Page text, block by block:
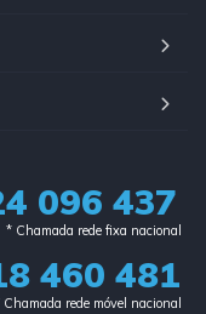
096 437
* Chamada rede fixa nacional​
460 481
Chamada rede móvel nacional